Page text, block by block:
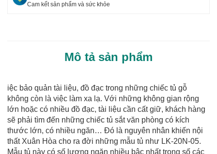
Cam kết sản phẩm và sức khỏe
Mô tả sản phẩm
iệc bảo quản tài liệu, đồ đạc trong những chiếc tủ gỗ
không còn là việc làm xa lạ. Với những không gian rộng
lớn hoặc có nhiều đồ đạc, tài liệu cần cất giữ, khách hàng
sẽ phải tìm đến những chiếc tủ sắt văn phòng có kích
thước lớn, có nhiều ngăn… Đó là nguyên nhân khiến nội
thất Xuân Hòa cho ra đời những mẫu tủ như LK-20N-05.
Mẫu tủ này có số lượng ngăn nhiều bậc nhất trong số các